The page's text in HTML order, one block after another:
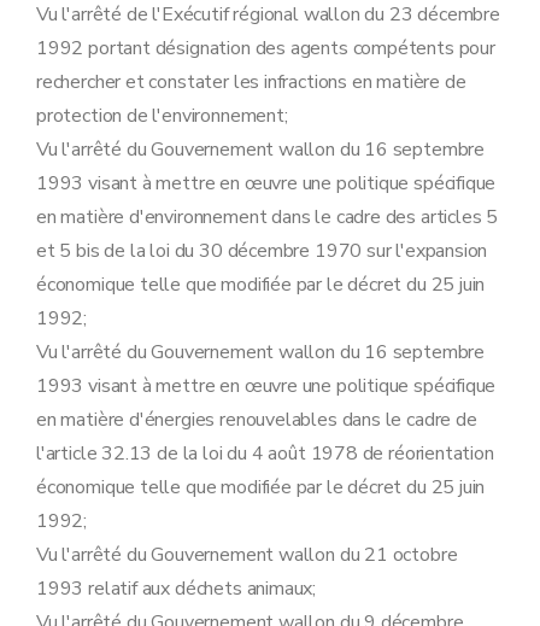
Art. 95
Sous-section 2 (Modalités de la procédure visée aux articles 65, §1
Art. 95bis
Art. 95ter
Art. 95quater
Art. 95sexies
Art. 95septies
Art. 95novies
Art. 95decies
Art. 96bis
Sous-section 2
Art. 97bis
Sous-section 3 Modalités du recours contre les mesures de sécurité, visé à l'article 71, §4 et §5, du décret
Art. 98
Art. 99
Art. 100
Art. 101
Art. 102
Art. 104
Art. 105
Art. 106
Sous-section 4 Modalités de perception des amendes administratives visées à l'article 76 du décret
Vu l'arrêté de l'Exécutif régional wallon du 23 décembre
1992 portant désignation des agents compétents pour
rechercher et constater les infractions en matière de
protection de l'environnement;
Vu l'arrêté du Gouvernement wallon du 16 septembre
1993 visant à mettre en œuvre une politique spécifique
en matière d'environnement dans le cadre des articles 5
et 5 bis de la loi du 30 décembre 1970 sur l'expansion
économique telle que modifiée par le décret du 25 juin
1992;
Vu l'arrêté du Gouvernement wallon du 16 septembre
1993 visant à mettre en œuvre une politique spécifique
en matière d'énergies renouvelables dans le cadre de
l'article 32.13 de la loi du 4 août 1978 de réorientation
économique telle que modifiée par le décret du 25 juin
1992;
Vu l'arrêté du Gouvernement wallon du 21 octobre
1993 relatif aux déchets animaux;